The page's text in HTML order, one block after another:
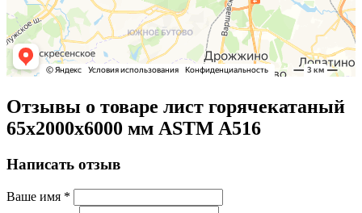
Отзывы о товаре лист горячекатаный
65х2000х6000 мм ASTM A516
Написать отзыв
Ваше имя *